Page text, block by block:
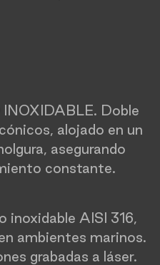
Doble
alojado en un
asegurando
constante.
inoxidable AISI 316,
ambientes marinos.
grabadas a láser.